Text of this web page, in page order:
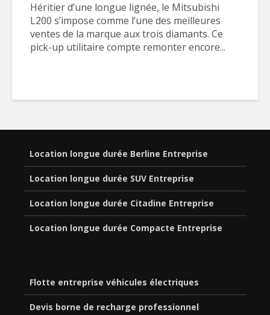
Héritier d’une longue lignée, le Mitsubishi
L200 s’impose comme l’une des meilleures
ventes de la marque aux trois diamants. Ce
pick-up utilitaire compte remonter encore...
Location longue durée Berline Entreprise
Location longue durée SUV Entreprise
Location longue durée Citadine Entreprise
Location longue durée Compacte Entreprise
Flotte entreprise véhicules électriques
Devis borne de recharge professionnel